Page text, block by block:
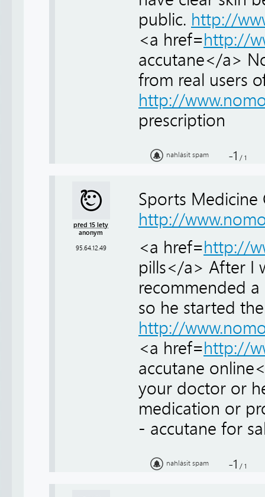
public. http://
<a href=http://
accutane</a>
from real users
http://
prescription
nahlásit spam -1 / 1
před 15 lety
anonym
95.64.12.49
Sports Medicine
http://
<a href=http://
pills</a> After I
recommended
so he started
http://
<a href=http://
accutane
your doctor or
medication or
- accutane for
nahlásit spam -1 / 1